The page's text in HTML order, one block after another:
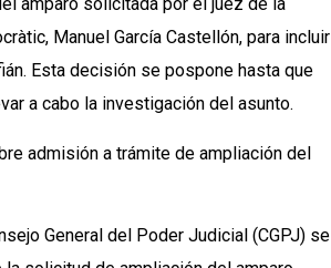
amparo solicitada por el juez de la
Manuel García Castellón, para incluir
Esta decisión se pospone hasta que
a cabo la investigación del asunto.
admisión a trámite de ampliación del
General del Poder Judicial (CGPJ) se